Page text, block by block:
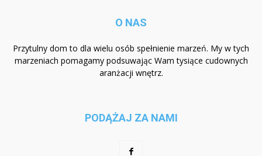
O NAS
Przytulny dom to dla wielu osób spełnienie marzeń. My w tych
marzeniach pomagamy podsuwając Wam tysiące cudownych
aranżacji wnętrz.
PODĄŻAJ ZA NAMI